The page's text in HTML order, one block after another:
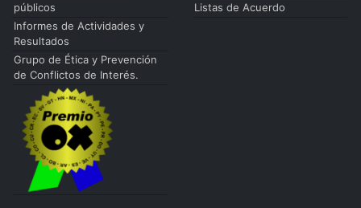
públicos
Informes de Actividades y
Resultados
Grupo de Ética y Prevención
de Conflictos de Interés.
Listas de Acuerdo